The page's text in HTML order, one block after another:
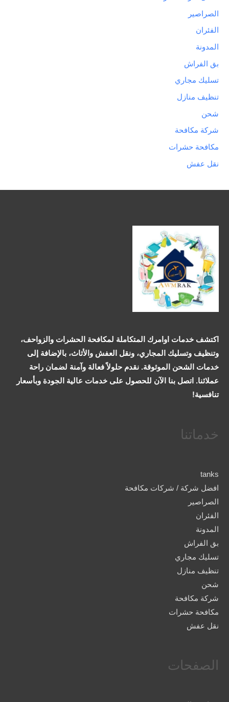
الصراصير
الفئران
المدونة
بق الفراش
تسليك مجاري
تنظيف منازل
شحن
شركة مكافحة
مكافحة حشرات
نقل عفش
اكتشف خدمات اوامرك المتكاملة لمكافحة الحشرات والزواحف،
وتنظيف وتسليك المجاري، ونقل العفش والأثاث، بالإضافة إلى
خدمات الشحن الموثوقة. نقدم حلولاً فعالة وآمنة لضمان راحة
عملائنا. اتصل بنا الآن للحصول على خدمات عالية الجودة وبأسعار
تنافسية!
خدماتنا
tanks
افضل شركة / شركات مكافحة
الصراصير
الفئران
المدونة
بق الفراش
تسليك مجاري
تنظيف منازل
شحن
شركة مكافحة
مكافحة حشرات
نقل عفش
الصفحات